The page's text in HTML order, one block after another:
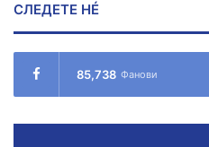
СЛЕДЕТЕ НÉ
85,738 Фанови